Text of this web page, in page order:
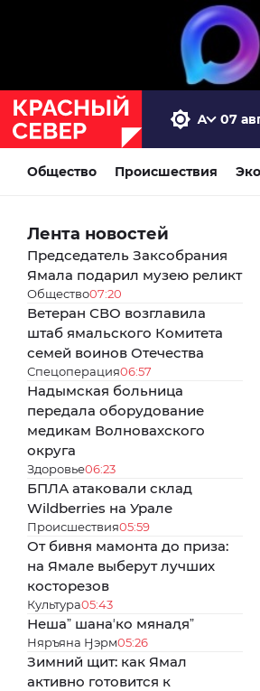
07
Общество Происшествия
Лента новостей
Председатель Заксобрания
Ямала подарил музею реликт
Общество07:20
Ветеран СВО возглавила
штаб ямальского Комитета
семей воинов Отечества
Спецоперация06:57
Надымская больница
передала оборудование
медикам Волновахского
округа
Здоровье06:23
БПЛА атаковали склад
Wildberries на Урале
Происшествия05:59
От бивня мамонта до приза:
на Ямале выберут лучших
косторезов
Культура05:43
Нешаˮ шанаʼко мянаԯяˮ
Няръяна Ӈэрм05:26
Зимний щит: как Ямал
активно готовится к